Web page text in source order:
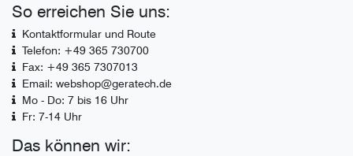
So erreichen Sie uns:
Kontaktformular und Route
Telefon: +49 365 730700
Fax: +49 365 7307013
Email: webshop@geratech.de
Mo - Do: 7 bis 16 Uhr
Fr: 7-14 Uhr
Das können wir: